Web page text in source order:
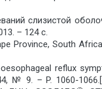
слизистой
– 124 с.
Province, South
reflux
№ 9. – P. 1060-